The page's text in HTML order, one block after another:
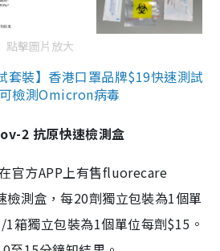
點擊圖片放大
套裝】香港口罩品牌$19快速測試
檢測Omicron病毒
2 抗原快速檢測盒
官方APP上有售fluorecare
檢測盒，每20劑獨立包裝為1個單
箱獨立包裝為1個單位每劑$15。